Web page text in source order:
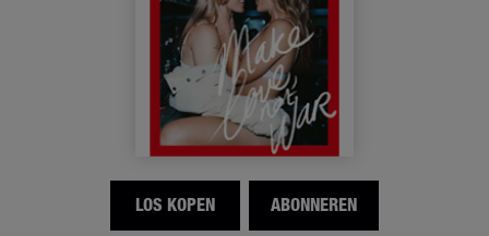
LOS KOPEN ABONNEREN